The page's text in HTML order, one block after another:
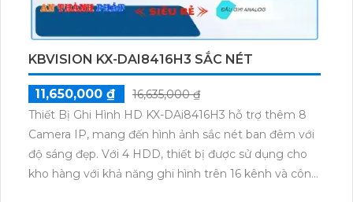
KBVISION KX-DAI8416H3 SẮC NÉT
11,650,000 ₫
16,635,000 ₫
Thiết Bị Ghi Hình HD KX-DAi8416H3 hỗ trợ thêm 8
Camera IP, mang đến hình ảnh sắc nét ban đêm với
độ sáng đẹp. Với 4 HDD, thiết bị được sử dụng cho
kho hàng với khả năng ghi hình trên 16 kênh và công